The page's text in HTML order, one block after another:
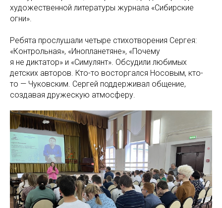
художественной литературы журнала «Сибирские
огни».
Ребята прослушали четыре стихотворения Сергея:
«Контрольная», «Инопланетяне», «Почему
я не диктатор» и «Симулянт». Обсудили любимых
детских авторов. Кто-то восторгался Носовым, кто-
то — Чуковским. Сергей поддерживал общение,
создавая дружескую атмосферу.